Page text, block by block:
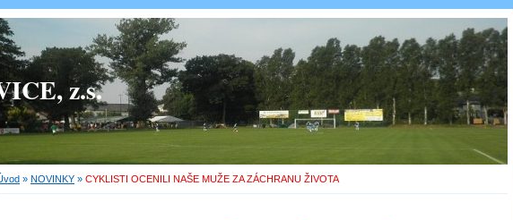
z.s.
» NOVINKY » CYKLISTI OCENILI NAŠE MUŽE ZA ZÁCHRANU ŽIVOTA